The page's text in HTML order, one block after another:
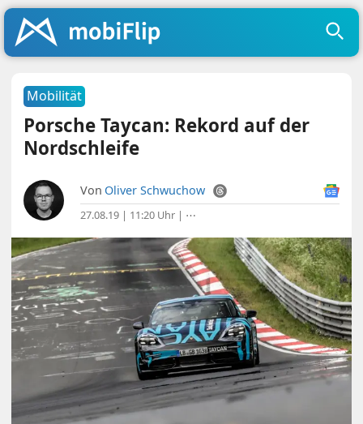
Mobilität
Porsche Taycan: Rekord auf der
Nordschleife
Von Oliver Schwuchow
27.08.19 | 11:20 Uhr | ⋯